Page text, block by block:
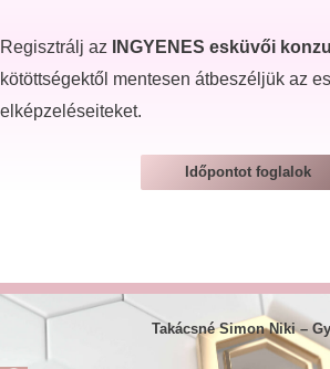
Regisztrálj az INGYENES esküvői
kötöttségektől mentesen átbeszéljük az
elképzeléseiteket.
Időpontot foglalok
Takácsné Simon Niki –